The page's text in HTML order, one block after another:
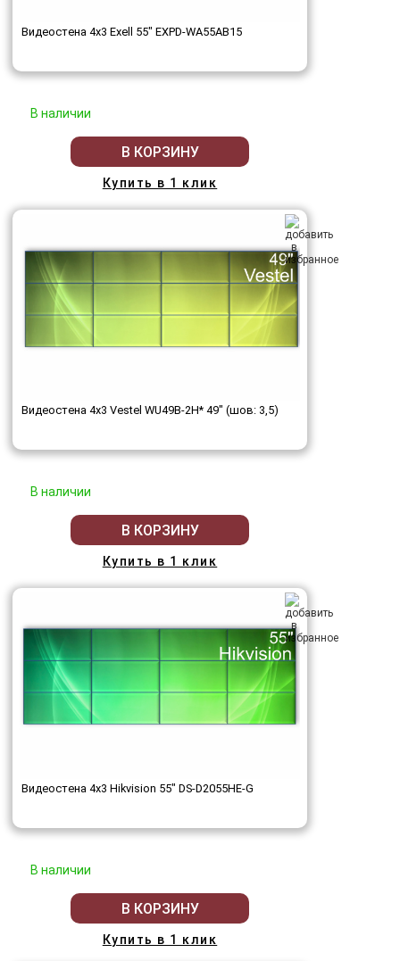
Видеостена 4x3 Exell 55" EXPD-WA55AB15
В наличии
В КОРЗИНУ
Купить в 1 клик
Видеостена 4x3 Vestel WU49B-2H* 49" (шов: 3,5)
В наличии
В КОРЗИНУ
Купить в 1 клик
Видеостена 4x3 Hikvision 55" DS-D2055HE-G
В наличии
В КОРЗИНУ
Купить в 1 клик